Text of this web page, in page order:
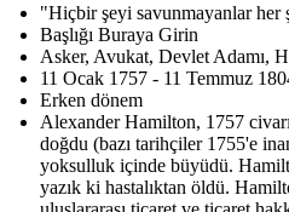
"Hiçbir şeyi savunmayanlar her
Başlığı Buraya Girin
Asker, Avukat, Devlet Adamı,
11 Ocak 1757 - 11 Temmuz
Erken dönem
Alexander Hamilton, 1757
doğdu (bazı tarihçiler 1755'e
yoksulluk içinde büyüdü.
yazık ki hastalıktan öldü.